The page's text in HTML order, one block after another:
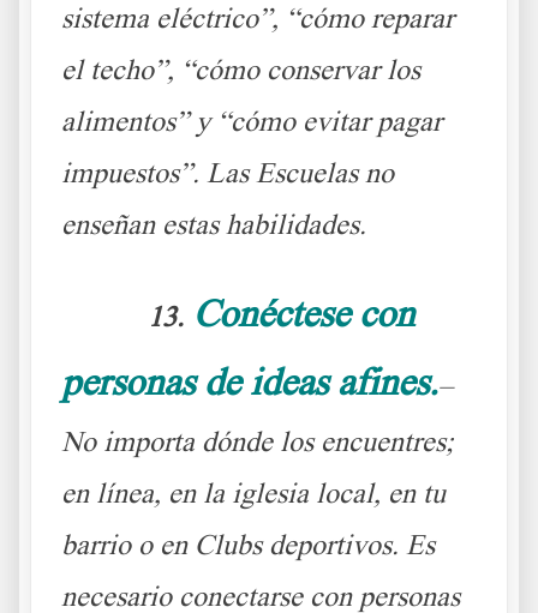
sistema eléctrico”, “cómo reparar
el techo”, “cómo conservar los
alimentos” y “cómo evitar pagar
impuestos”. Las Escuelas no
enseñan estas habilidades.
13. Conéctese con
personas de ideas afines.–
No importa dónde los encuentres;
en línea, en la iglesia local, en tu
barrio o en Clubs deportivos. Es
necesario conectarse con personas